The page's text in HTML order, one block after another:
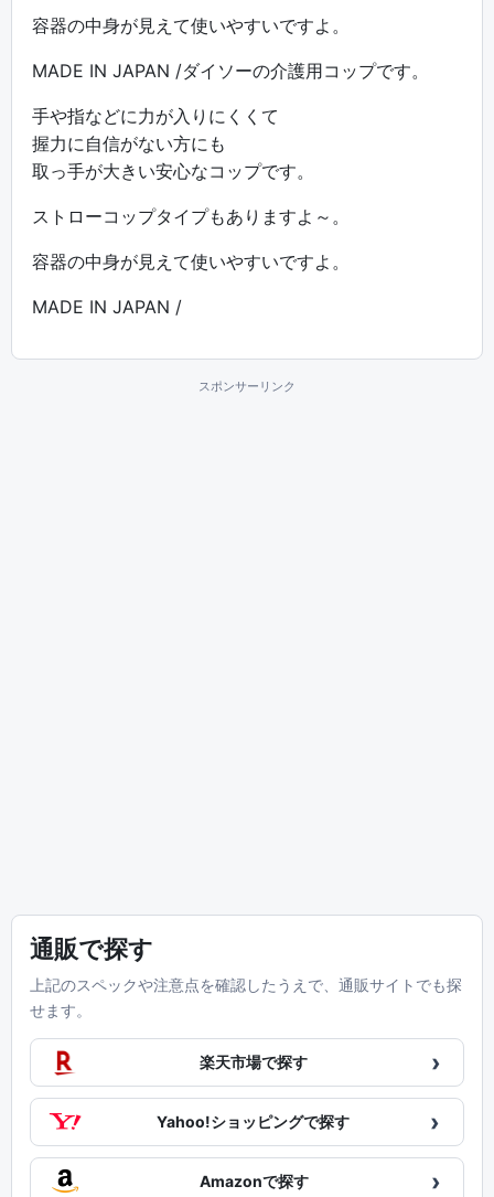
容器の中身が見えて使いやすいですよ。
MADE IN JAPAN /ダイソーの介護用コップです。
手や指などに力が入りにくくて
握力に自信がない方にも
取っ手が大きい安心なコップです。
ストローコップタイプもありますよ～。
容器の中身が見えて使いやすいですよ。
MADE IN JAPAN /
スポンサーリンク
通販で探す
上記のスペックや注意点を確認したうえで、通販サイトでも探
せます。
楽天市場で探す ›
Yahoo!ショッピングで探す ›
Amazonで探す ›